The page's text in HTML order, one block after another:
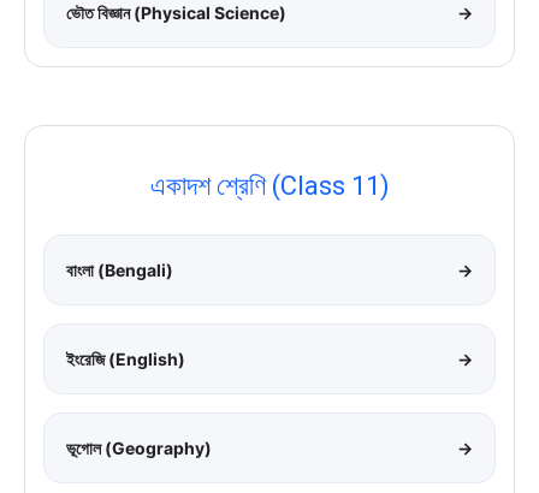
ভৌত বিজ্ঞান (Physical Science) →
একাদশ শ্রেণি (Class 11)
বাংলা (Bengali) →
ইংরেজি (English) →
ভূগোল (Geography) →